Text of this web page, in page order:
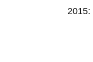
2015: